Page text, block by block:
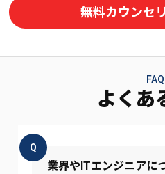
無料カウンセ
FAQ
よくあ
Q
業界やITエンジニアに